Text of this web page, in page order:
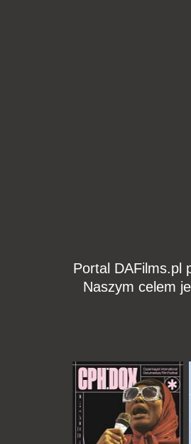
Portal DAFilms.pl
Naszym celem